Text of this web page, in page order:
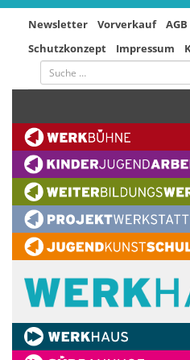
Newsletter Vorverkauf AGB
Schutzkonzept
Impressum